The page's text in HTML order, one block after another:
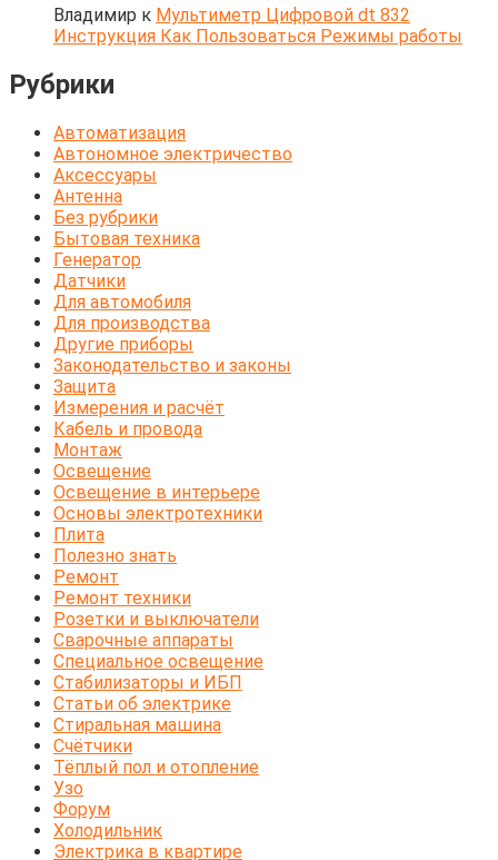
Владимир к Мультиметр Цифровой dt 832
Инструкция Как Пользоваться Режимы работы
Рубрики
Автоматизация
Автономное электричество
Аксессуары
Антенна
Без рубрики
Бытовая техника
Генератор
Датчики
Для автомобиля
Для производства
Другие приборы
Законодательство и законы
Защита
Измерения и расчёт
Кабель и провода
Монтаж
Освещение
Освещение в интерьере
Основы электротехники
Плита
Полезно знать
Ремонт
Ремонт техники
Розетки и выключатели
Сварочные аппараты
Специальное освещение
Стабилизаторы и ИБП
Статьи об электрике
Стиральная машина
Счётчики
Тёплый пол и отопление
Узо
Форум
Холодильник
Электрика в квартире